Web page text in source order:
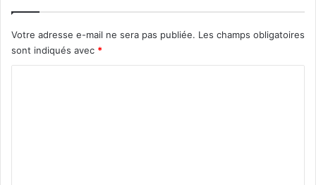
Votre adresse e-mail ne sera pas publiée. Les champs obligatoires
sont indiqués avec *